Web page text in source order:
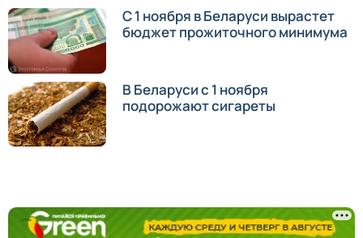
С 1 ноября в Беларуси вырастет
бюджет прожиточного минимума
В Беларуси c 1 ноября
подорожают сигареты